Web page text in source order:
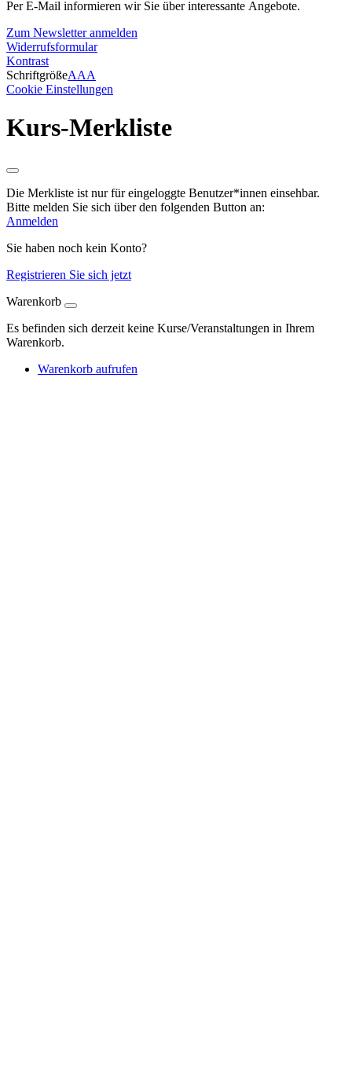
Per E-Mail informieren wir Sie über interessante Angebote.
Zum Newsletter anmelden
Widerrufsformular
Kontrast
SchriftgrößeAAA
Cookie Einstellungen
Kurs-Merkliste
Die Merkliste ist nur für eingeloggte Benutzer*innen einsehbar.
Bitte melden Sie sich über den folgenden Button an:
Anmelden
Sie haben noch kein Konto?
Registrieren Sie sich jetzt
Warenkorb
Es befinden sich derzeit keine Kurse/Veranstaltungen in Ihrem
Warenkorb.
Warenkorb aufrufen